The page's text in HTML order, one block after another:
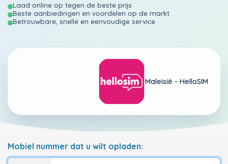
Laad online op tegen de beste prijs
Beste aanbiedingen en voordelen op de markt
Betrouwbare, snelle en eenvoudige service
Maleisië - HelloSIM
Mobiel nummer dat u wilt opladen: